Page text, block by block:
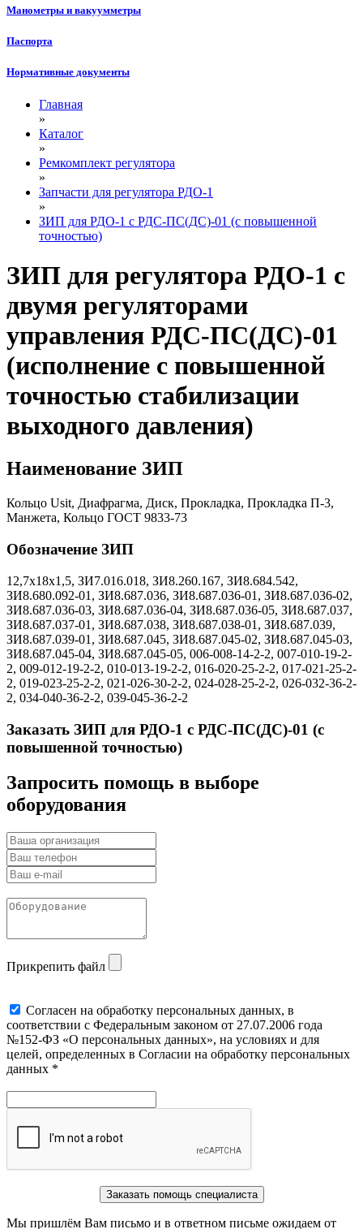
Манометры и вакуумметры
Паспорта
Нормативные документы
Главная
»
Каталог
»
Ремкомплект регулятора
»
Запчасти для регулятора РДО-1
»
ЗИП для РДО-1 с РДС-ПС(ДС)-01 (с повышенной
точностью)
ЗИП для регулятора РДО-1 с
двумя регуляторами
управления РДС-ПС(ДС)-01
(исполнение с повышенной
точностью стабилизации
выходного давления)
Наименование ЗИП
Кольцо Usit, Диафрагма, Диск, Прокладка, Прокладка П-3,
Манжета, Кольцо ГОСТ 9833-73
Обозначение ЗИП
12,7х18х1,5, ЗИ7.016.018, ЗИ8.260.167, ЗИ8.684.542,
ЗИ8.680.092-01, ЗИ8.687.036, ЗИ8.687.036-01, ЗИ8.687.036-02,
ЗИ8.687.036-03, ЗИ8.687.036-04, ЗИ8.687.036-05, ЗИ8.687.037,
ЗИ8.687.037-01, ЗИ8.687.038, ЗИ8.687.038-01, ЗИ8.687.039,
ЗИ8.687.039-01, ЗИ8.687.045, ЗИ8.687.045-02, ЗИ8.687.045-03,
ЗИ8.687.045-04, ЗИ8.687.045-05, 006-008-14-2-2, 007-010-19-2-
2, 009-012-19-2-2, 010-013-19-2-2, 016-020-25-2-2, 017-021-25-2-
2, 019-023-25-2-2, 021-026-30-2-2, 024-028-25-2-2, 026-032-36-2-
2, 034-040-36-2-2, 039-045-36-2-2
Заказать ЗИП для РДО-1 с РДС-ПС(ДС)-01 (с
повышенной точностью)
Запросить помощь в выборе
оборудования
Прикрепить файл
Cогласен на обработку персональных данных, в
соответствии с Федеральным законом от 27.07.2006 года
№152-ФЗ «О персональных данных», на условиях и для
целей, определенных в Согласии на обработку персональных
данных *
Заказать помощь специалиста
Мы пришлём Вам письмо и в ответном письме ожидаем от